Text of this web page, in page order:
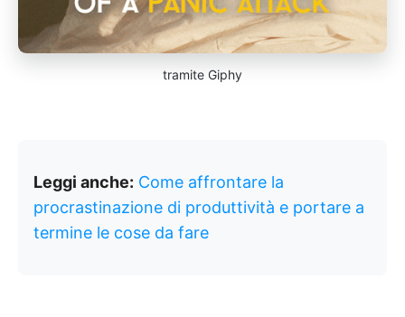
tramite Giphy
Leggi anche: Come affrontare la
procrastinazione di produttività e portare a
termine le cose da fare